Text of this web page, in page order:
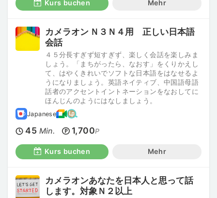
Kurs buchen Mehr
カメラオン Ｎ３Ｎ４用 正しい日本語
会話
４５分長すぎず短すぎず、楽しく会話を楽しみま
しょう。「まちがったら、なおす」をくりかえし
て、はやくきれいでソフトな日本語をはなせるよ
うになりましょう。英語ネイティブ、中国語母語
話者のアクセントイントネーションをなおしてに
ほんじんのようにはなしましょう。
Japanese
45 Min. 1,700P
Kurs buchen Mehr
カメラオンあなたを日本人と思って話
します。対象Ｎ２以上